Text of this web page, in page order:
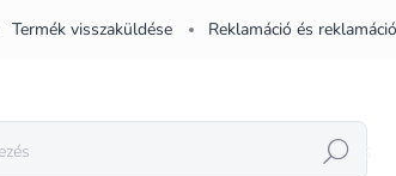
Termék visszaküldése Reklamáció és
KERESÉS